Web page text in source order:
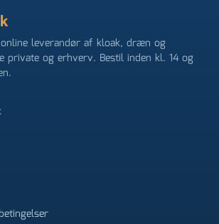
leverandør af kloak, dræn og
private og erhverv. Bestil inden kl. 14 og